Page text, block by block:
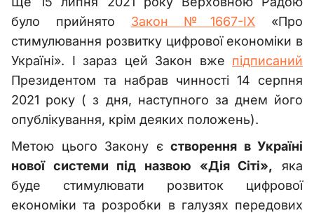
було прийнято Закон №1667-ІХ «Про
стимулювання розвитку цифрової економіки в
Україні». І зараз цей Закон вже підписаний
Президентом та набрав чинності 14 серпня
2021 року ( з дня, наступного за днем його
опублікування, крім деяких положень).
Метою цього Закону є створення в Україні
нової системи під назвою «Дія Сіті», яка
буде стимулювати розвиток цифрової
економіки та розробки в галузях передових